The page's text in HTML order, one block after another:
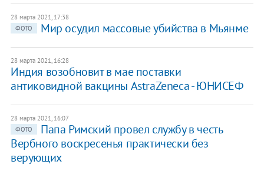
28 марта 2021, 17:38
ФОТО
Мир осудил массовые убийства в Мьянме
28 марта 2021, 16:28
Индия возобновит в мае поставки
антиковидной вакцины AstraZeneca - ЮНИСЕФ
28 марта 2021, 16:07
ФОТО
Папа Римский провел службу в честь
Вербного воскресенья практически без
верующих